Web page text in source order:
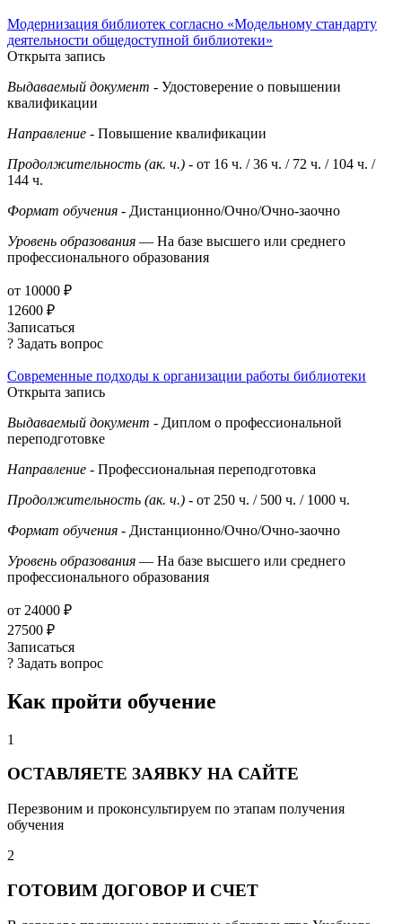
Модернизация библиотек согласно «Модельному стандарту
деятельности общедоступной библиотеки»
Открыта запись
Выдаваемый документ - Удостоверение о повышении
квалификации
Направление - Повышение квалификации
Продолжительность (ак. ч.) - от 16 ч. / 36 ч. / 72 ч. / 104 ч. /
144 ч.
Формат обучения - Дистанционно/Очно/Очно-заочно
Уровень образования — На базе высшего или среднего
профессионального образования
от 10000 ₽
12600 ₽
Записаться
? Задать вопрос
Современные подходы к организации работы библиотеки
Открыта запись
Выдаваемый документ - Диплом о профессиональной
переподготовке
Направление - Профессиональная переподготовка
Продолжительность (ак. ч.) - от 250 ч. / 500 ч. / 1000 ч.
Формат обучения - Дистанционно/Очно/Очно-заочно
Уровень образования — На базе высшего или среднего
профессионального образования
от 24000 ₽
27500 ₽
Записаться
? Задать вопрос
Как пройти обучение
1
ОСТАВЛЯЕТЕ ЗАЯВКУ НА САЙТЕ
Перезвоним и проконсультируем по этапам получения
обучения
2
ГОТОВИМ ДОГОВОР И СЧЕТ